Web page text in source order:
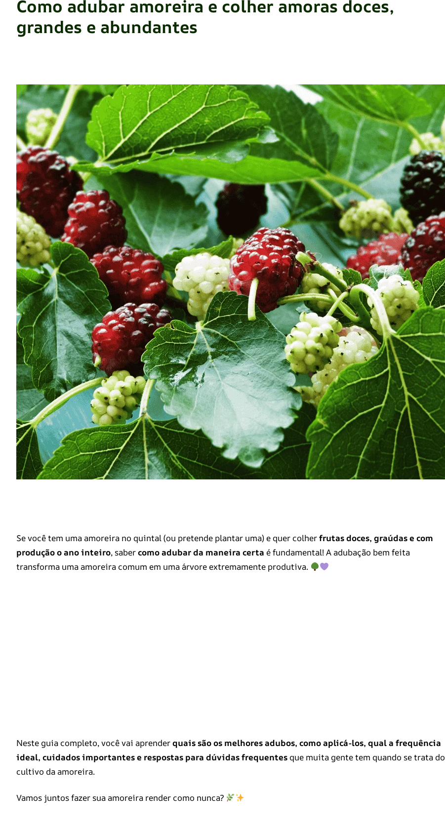
Como adubar amoreira e colher amoras doces,
grandes e abundantes
Se você tem uma amoreira no quintal (ou pretende plantar uma) e quer colherfrutas doces, graúdas e com
produção o ano inteiro, sabercomo adubar da maneira certa é fundamental! A adubação bem feita
transforma uma amoreira comum em uma árvore extremamente produtiva.
Neste guia completo, você vai aprenderquais são os melhores adubos, como aplicá-los, qual a frequência
ideal, cuidados importantes e respostas para dúvidas frequentesque muita gente tem quando se trata do
cultivo da amoreira.
Vamos juntos fazer sua amoreira render como nunca?